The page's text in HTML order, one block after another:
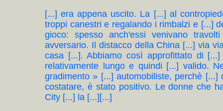
[...] era appena uscito. La [...] al
troppi canestri e regalando i rimbalzi e [...]
gioco: spesso anch'essi venivano
avversario. Il distacco della China [...] via
casa [...]. Abbiamo così approfittato di
relativamente lungo e quindi [...] valido.
gradimento » [...] automobiliste, perchè
costatare, è stato positivo. Le donne che
City [...] la [...][...]